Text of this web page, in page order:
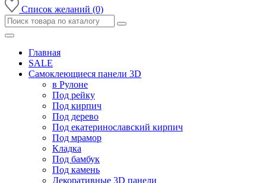
Список желаний (0)
Главная
SALE
Самоклеющиеся панели 3D
в Рулоне
Под рейку
Под кирпич
Под дерево
Под екатеринославский кирпич
Под мрамор
Кладка
Под бамбук
Под камень
Декоративные 3D панели